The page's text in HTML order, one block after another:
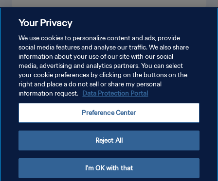
POLITIQUE DE CONFIDENTIALITÉ
CONDITIONS D'UTILISATION
GÉRER VOS PRÉFÉRENCES SUR LES COOKIES
Copyright © 1994 - 2026 FIFA. Tous droits réservés.
Your Privacy
We use cookies to personalize content and ads, provide
social media features and analyse our traffic. We also share
information about your use of our site with our social
media, advertising and analytics partners. You can select
your cookie preferences by clicking on the buttons on the
right and place a do not sell or share my personal
information request. Data Protection Portal
Preference Center
Reject All
I'm OK with that